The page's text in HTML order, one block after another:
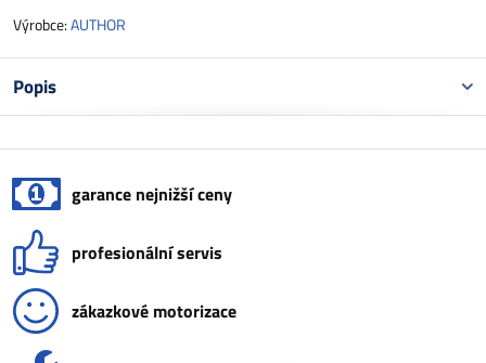
Výrobce:AUTHOR
Popis
garance nejnižší ceny
profesionální servis
zákazkové motorizace